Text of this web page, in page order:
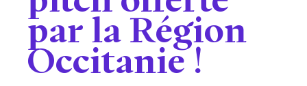
par la Région
Occitanie !